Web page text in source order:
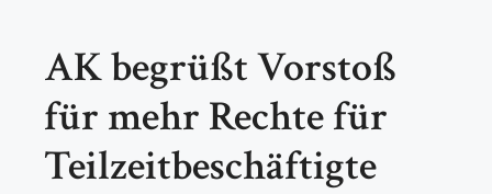
AK begrüßt Vorstoß
für mehr Rechte für
Teilzeitbeschäftigte